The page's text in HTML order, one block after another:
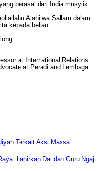
berasal dari India musyrik.
Alahi wa Sallam dalam
kepada beliau.
at International Relations
at Peradi and Lembaga
Terkait Aksi Massa
Lahirkan Dai dan Guru Ngaji